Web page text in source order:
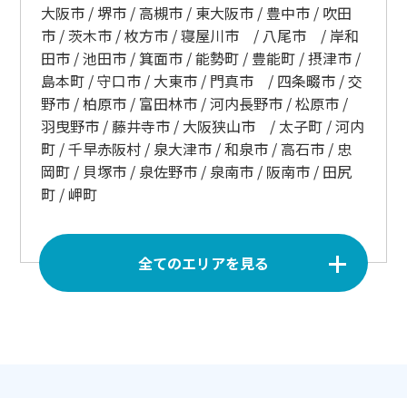
大阪市 / 堺市 / 高槻市 / 東大阪市 / 豊中市 / 吹田
市 / 茨木市 / 枚方市 / 寝屋川市 / 八尾市 / 岸和
田市 / 池田市 / 箕面市 / 能勢町 / 豊能町 / 摂津市 /
島本町 / 守口市 / 大東市 / 門真市 / 四条畷市 / 交
野市 / 柏原市 / 富田林市 / 河内長野市 / 松原市 /
羽曳野市 / 藤井寺市 / 大阪狭山市 / 太子町 / 河内
町 / 千早赤阪村 / 泉大津市 / 和泉市 / 高石市 / 忠
岡町 / 貝塚市 / 泉佐野市 / 泉南市 / 阪南市 / 田尻
町 / 岬町
全てのエリアを見る